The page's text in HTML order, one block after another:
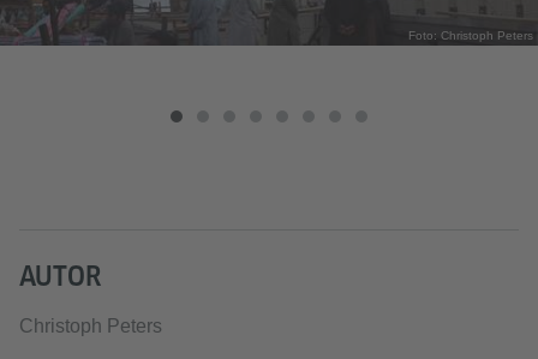
Foto: Christoph Peters
AUTOR
Christoph Peters